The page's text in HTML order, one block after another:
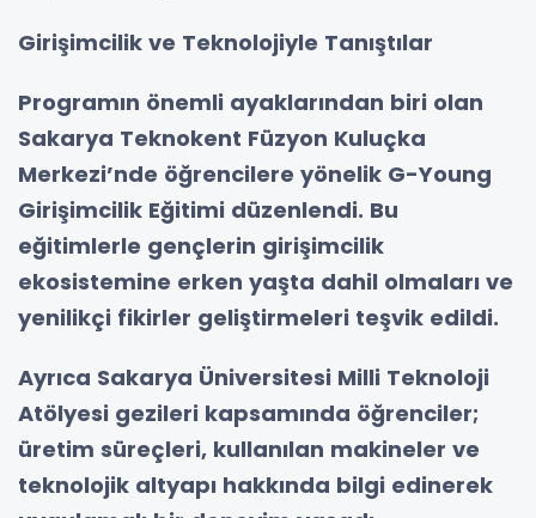
Girişimcilik ve Teknolojiyle Tanıştılar
Programın önemli ayaklarından biri olan
Sakarya Teknokent Füzyon Kuluçka
Merkezi’nde öğrencilere yönelik G-Young
Girişimcilik Eğitimi düzenlendi. Bu
eğitimlerle gençlerin girişimcilik
ekosistemine erken yaşta dahil olmaları ve
yenilikçi fikirler geliştirmeleri teşvik edildi.
Ayrıca Sakarya Üniversitesi Milli Teknoloji
Atölyesi gezileri kapsamında öğrenciler;
üretim süreçleri, kullanılan makineler ve
teknolojik altyapı hakkında bilgi edinerek